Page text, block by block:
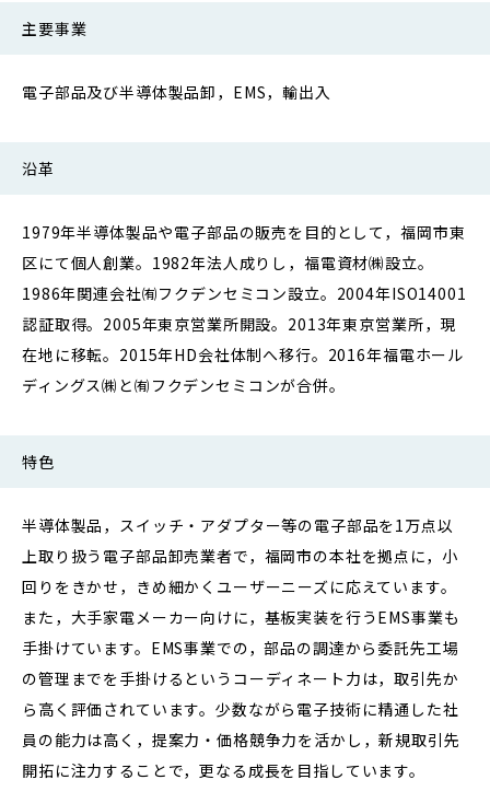
主要事業
電子部品及び半導体製品卸，EMS，輸出入
沿革
1979年半導体製品や電子部品の販売を目的として，福岡市東
区にて個人創業。1982年法人成りし，福電資材㈱設立。
1986年関連会社㈲フクデンセミコン設立。2004年ISO14001
認証取得。2005年東京営業所開設。2013年東京営業所，現
在地に移転。2015年HD会社体制へ移行。2016年福電ホール
ディングス㈱と㈲フクデンセミコンが合併。
特色
半導体製品，スイッチ・アダプター等の電子部品を1万点以
上取り扱う電子部品卸売業者で，福岡市の本社を拠点に，小
回りをきかせ，きめ細かくユーザーニーズに応えています。
また，大手家電メーカー向けに，基板実装を行うEMS事業も
手掛けています。EMS事業での，部品の調達から委託先工場
の管理までを手掛けるというコーディネート力は，取引先か
ら高く評価されています。少数ながら電子技術に精通した社
員の能力は高く，提案力・価格競争力を活かし，新規取引先
開拓に注力することで，更なる成長を目指しています。